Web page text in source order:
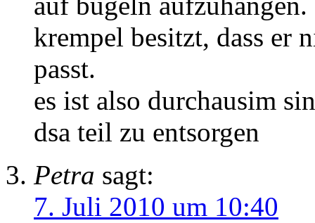
krempel besitzt, dass er
passt.
es ist also durchausim
dsa teil zu entsorgen
Petra sagt:
7. Juli 2010 um 10:40